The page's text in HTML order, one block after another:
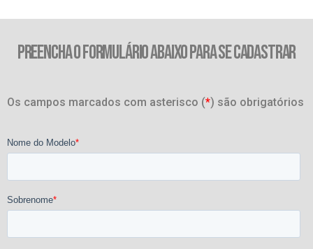
PREENCHA O FORMULÁRIO ABAIXO PARA SE CADASTRAR
Os campos marcados com asterisco (*) são obrigatórios